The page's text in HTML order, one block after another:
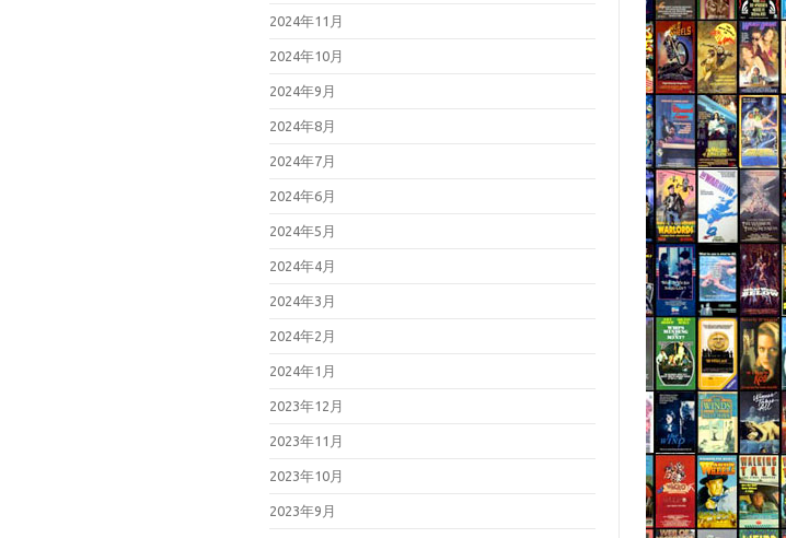
2024年11月
2024年10月
2024年9月
2024年8月
2024年7月
2024年6月
2024年5月
2024年4月
2024年3月
2024年2月
2024年1月
2023年12月
2023年11月
2023年10月
2023年9月